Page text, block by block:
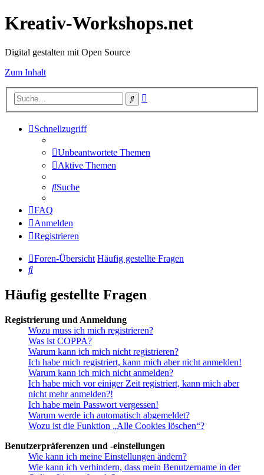
Kreativ-Workshops.net
Digital gestalten mit Open Source
Zum Inhalt
Suche
Schnellzugriff
Unbeantwortete Themen
Aktive Themen
Suche
FAQ
Anmelden
Registrieren
Foren-Übersicht Häufig gestellte Fragen
Suche
Häufig gestellte Fragen
Registrierung und Anmeldung
Wozu muss ich mich registrieren?
Was ist COPPA?
Warum kann ich mich nicht registrieren?
Ich habe mich registriert, kann mich aber nicht anmelden!
Warum kann ich mich nicht anmelden?
Ich habe mich vor einiger Zeit registriert, kann mich aber
nicht mehr anmelden?!
Ich habe mein Passwort vergessen!
Warum werde ich automatisch abgemeldet?
Wozu ist die Funktion „Alle Cookies löschen“?
Benutzerpräferenzen und -einstellungen
Wie kann ich meine Einstellungen ändern?
Wie kann ich verhindern, dass mein Benutzername in der